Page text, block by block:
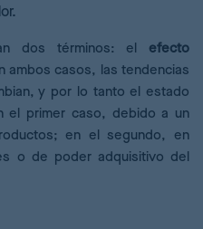
dos términos: el efecto
ambos casos, las tendencias
y por lo tanto el estado
el primer caso, debido a un
en el segundo, en
o de poder adquisitivo del